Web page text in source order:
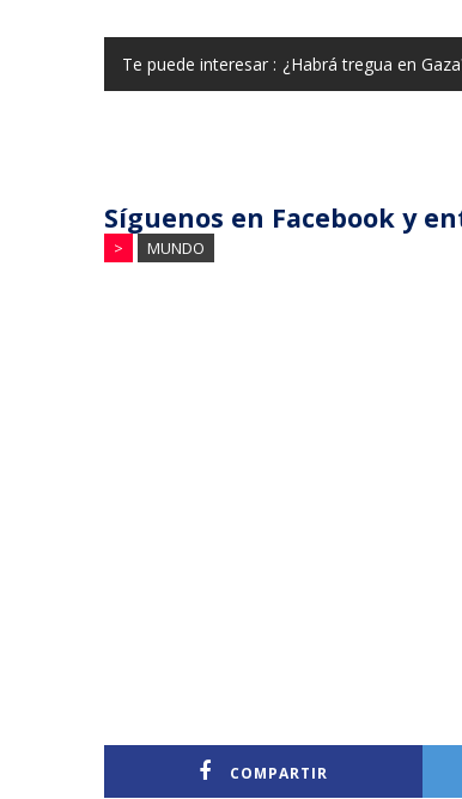
Te puede interesar : ¿Habrá tregua en
Síguenos en Facebook y
> MUNDO
COMPARTIR